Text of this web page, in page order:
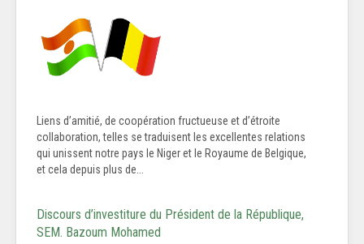
Liens d’amitié, de coopération fructueuse et d’étroite
collaboration, telles se traduisent les excellentes relations
qui unissent notre pays le Niger et le Royaume de Belgique,
et cela depuis plus de...
Discours d’investiture du Président de la République,
SEM. Bazoum Mohamed